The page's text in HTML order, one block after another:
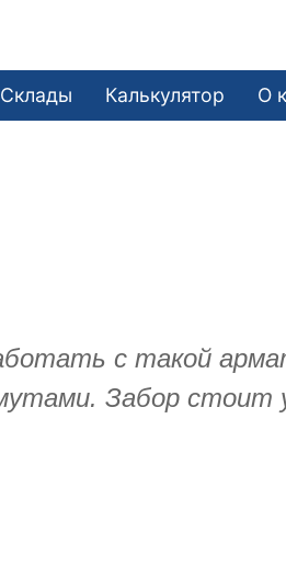
Склады Калькулятор О
с такой
Забор